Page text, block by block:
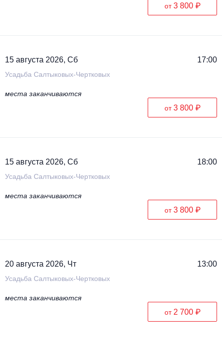
от3 800 ₽
15 августа 2026, Сб 17:00
Усадьба Салтыковых-Чертковых
места заканчиваются
от3 800 ₽
15 августа 2026, Сб 18:00
Усадьба Салтыковых-Чертковых
места заканчиваются
от3 800 ₽
20 августа 2026, Чт 13:00
Усадьба Салтыковых-Чертковых
места заканчиваются
от 2 700 ₽